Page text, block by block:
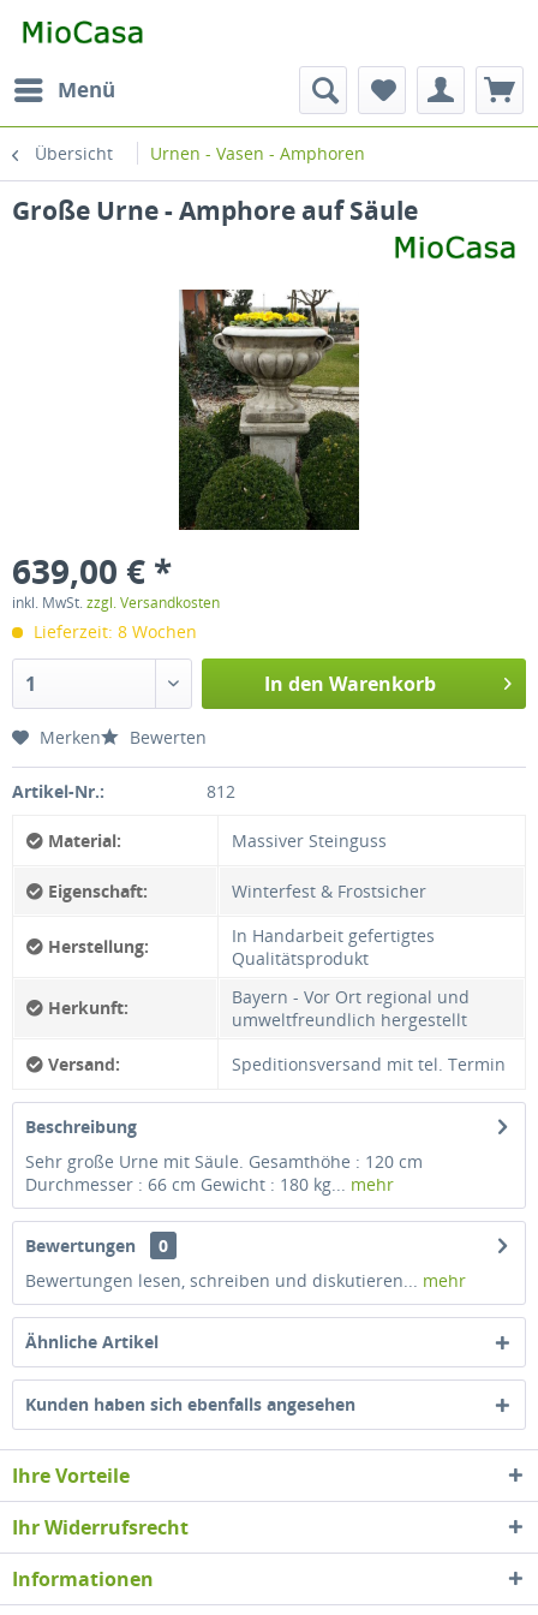
Menü
Übersicht Urnen - Vasen - Amphoren
Große Urne - Amphore auf Säule
639,00 € *
inkl. MwSt.zzgl. Versandkosten
Lieferzeit: 8 Wochen
In den Warenkorb
Merken Bewerten
Artikel-Nr.: 812
Material: Massiver Steinguss
Eigenschaft: Winterfest & Frostsicher
Herstellung:
In Handarbeit gefertigtes
Qualitätsprodukt
Herkunft:
Bayern - Vor Ort regional und
umweltfreundlich hergestellt
Versand:
Speditionsversand mit tel. Termin
Beschreibung
Sehr große Urne mit Säule. Gesamthöhe : 120 cm
Durchmesser : 66 cm Gewicht : 180 kg... mehr
Bewertungen
0
Bewertungen lesen, schreiben und diskutieren... mehr
Ähnliche Artikel
Kunden haben sich ebenfalls angesehen
Ihre Vorteile
Ihr Widerrufsrecht
Informationen